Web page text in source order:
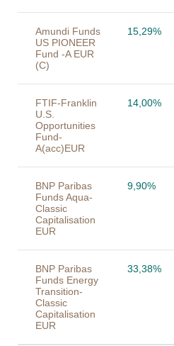
Amundi Funds
US PIONEER
Fund -A EUR
(C)
15,29%
FTIF-Franklin
U.S.
Opportunities
Fund-
A(acc)EUR
14,00%
BNP Paribas
Funds Aqua-
Classic
Capitalisation
EUR
9,90%
BNP Paribas
Funds Energy
Transition-
Classic
Capitalisation
EUR
33,38%